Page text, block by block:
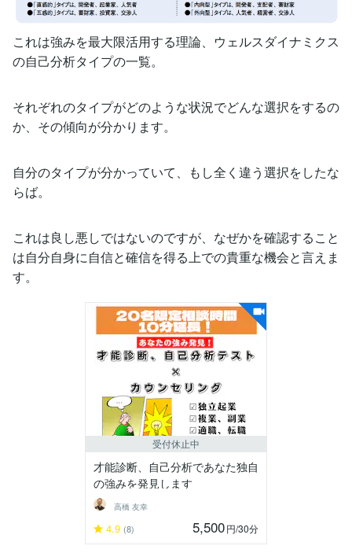
これは強みを最大限活用する理論、ウェルスダイナミクス
の自己分析タイプの一覧。
それぞれのタイプがどのような状況でどんな選択をするの
か、その傾向が分かります。
自分のタイプが分かっていて、もし全く違う選択をしたな
らば。
これは良し悪しではないのですが、なぜかを確認すること
は自分自身に自信と確信を得る上での貴重な機会と言えま
す。
受付休止中
才能診断、自己分析であなた独自
の強みを発見します
高橋 友幸
4.9 (8) 5,500円/30分